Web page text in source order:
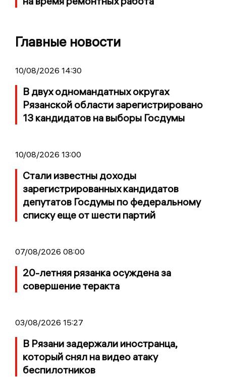
Главные новости
10/08/2026 14:30
В двух одномандатных округах
Рязанской области зарегистрировано
13 кандидатов на выборы Госдумы
10/08/2026 13:00
Стали известны доходы
зарегистрированных кандидатов
депутатов Госдумы по федеральному
списку еще от шести партий
07/08/2026 08:00
20-летняя рязанка осуждена за
совершение теракта
03/08/2026 15:27
В Рязани задержали иностранца,
который снял на видео атаку
беспилотников